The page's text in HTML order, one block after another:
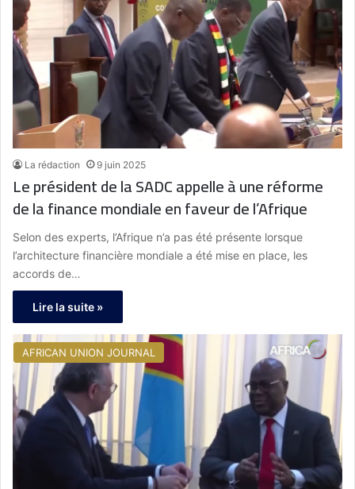
La rédaction 9 juin 2025
Le président de la SADC appelle à une réforme
de la finance mondiale en faveur de l’Afrique
Selon des experts, l’Afrique n’a pas été présente lorsque
l’architecture financière mondiale a été mise en place, les
accords de…
Lire la suite »
AFRICAN UNION JOURNAL